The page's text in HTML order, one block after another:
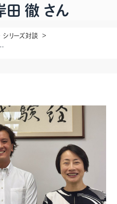
田 徹 さん
シリーズ対談
社会—ゲスト：NPO法人がんノート 代表理事 岸田 徹 さん